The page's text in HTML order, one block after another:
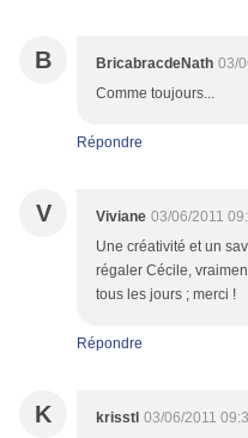
B BricabracdeNath 03/
Comme toujours...
Répondre
V Viviane 03/06/2011
Une créativité et un
régaler Cécile,
tous les jours ; merci !
Répondre
K krisstl 03/06/2011